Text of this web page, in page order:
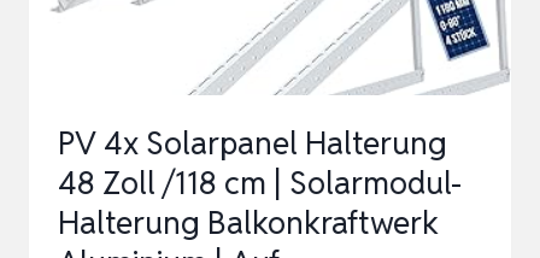
SOLAREINGANG,
BIS
30KWH
…
PV 4x Solarpanel Halterung
48 Zoll /118 cm | Solarmodul-
Halterung Balkonkraftwerk